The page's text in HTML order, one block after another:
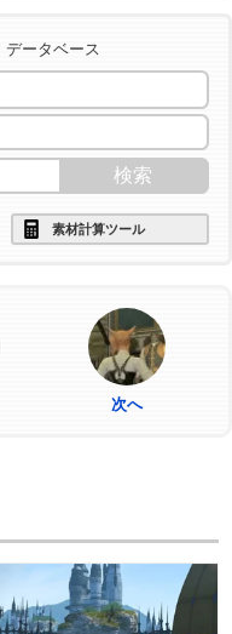
データベース
素材計算ツール
次へ